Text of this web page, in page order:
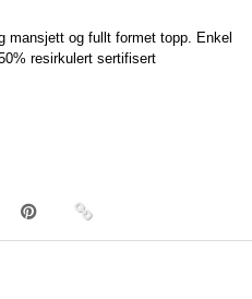
mansjett og fullt formet topp. Enkel
resirkulert sertifisert